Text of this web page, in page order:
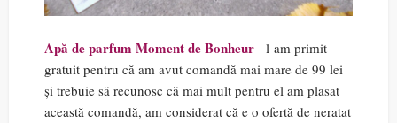
Apă de parfum Moment de Bonheur - l-am primit
gratuit pentru că am avut comandă mai mare de 99 lei
și trebuie să recunosc că mai mult pentru el am plasat
această comandă, am considerat că e o ofertă de neratat